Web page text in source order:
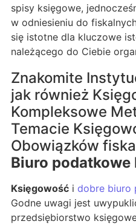
spisy księgowe,
w odniesieniu do
się istotne dla kluczowe
należącego do Ciebie
Znakomite
jak również
Kompleksowe
Temacie
Obowiązków
Biuro podatkowe
Księgowość i dobre biuro
Godne uwagi jest
przedsiębiorstwo